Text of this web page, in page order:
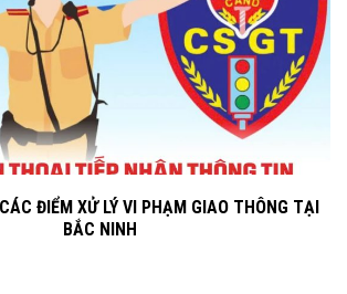
ĐIỂM XỬ LÝ VI PHẠM GIAO THÔNG TẠI
BẮC NINH